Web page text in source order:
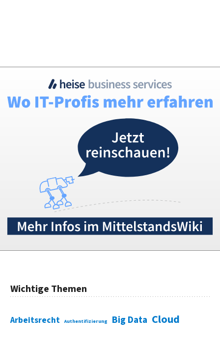
Wichtige Themen
Arbeitsrecht Authentifizierung Big Data Cloud